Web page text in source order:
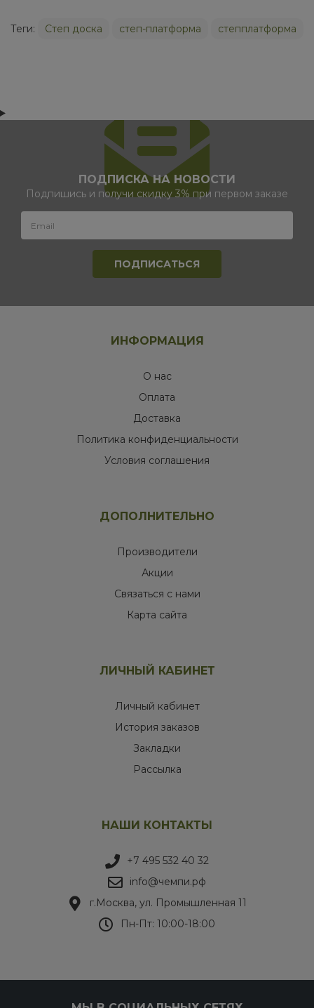
Теги: Степ доска степ-платформа степплатформа
ПОДПИСКА НА НОВОСТИ
Подпишись и получи скидку 3% при первом заказе
ИНФОРМАЦИЯ
О нас
Оплата
Доставка
Политика конфиденциальности
Условия соглашения
ДОПОЛНИТЕЛЬНО
Производители
Акции
Связаться с нами
Карта сайта
ЛИЧНЫЙ КАБИНЕТ
Личный кабинет
История заказов
Закладки
Рассылка
НАШИ КОНТАКТЫ
+7 495 532 40 32
info@чемпи.рф
г.Москва, ул. Промышленная 11
Пн-Пт: 10:00-18:00